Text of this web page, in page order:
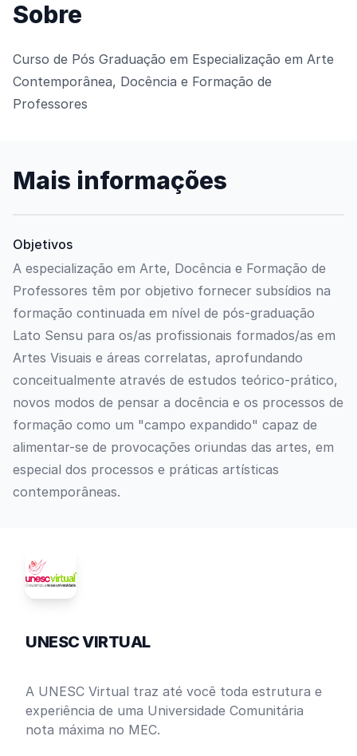
Sobre
Curso de Pós Graduação em Especialização em Arte
Contemporânea, Docência e Formação de
Professores
Mais informações
Objetivos
A especialização em Arte, Docência e Formação de
Professores têm por objetivo fornecer subsídios na
formação continuada em nível de pós-graduação
Lato Sensu para os/as profissionais formados/as em
Artes Visuais e áreas correlatas, aprofundando
conceitualmente através de estudos teórico-prático,
novos modos de pensar a docência e os processos de
formação como um "campo expandido" capaz de
alimentar-se de provocações oriundas das artes, em
especial dos processos e práticas artísticas
contemporâneas.
UNESC VIRTUAL
A UNESC Virtual traz até você toda estrutura e
experiência de uma Universidade Comunitária
nota máxima no MEC.